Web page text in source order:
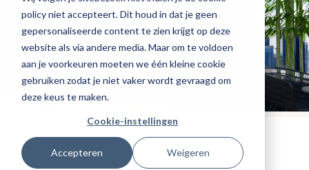
policy niet accepteert. Dit houd in dat je geen
gepersonaliseerde content te zien krijgt op deze
website als via andere media. Maar om te voldoen
aan je voorkeuren moeten we één kleine cookie
gebruiken zodat je niet vaker wordt gevraagd om
deze keus te maken.
Cookie-instellingen
Accepteren Weigeren
Tags:hotels,nieuwe-zaken
Gepubliceerd op: 5 april 2022